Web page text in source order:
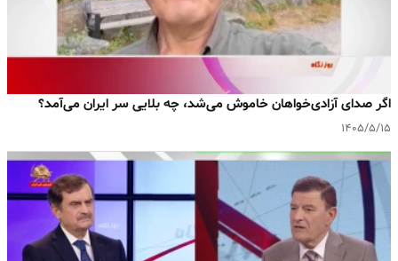
اگر صدای آزادی‌خواهان خاموش می‌شد، چه بلایی سر ایران می‌آمد؟
۱۴۰۵/۵/۱۵